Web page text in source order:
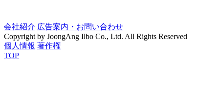
会社紹介 広告案内・お問い合わせ
Copyright by JoongAng Ilbo Co., Ltd. All Rights Reserved
個人情報 著作権
TOP